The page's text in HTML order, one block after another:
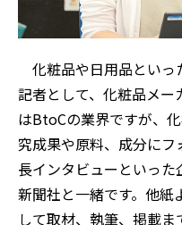
化粧品や日用品といっ
記者として、化粧品メー
はBtoCの業界ですが、
究成果や原料、成分に
長インタビューといっ
新聞社と一緒です。他
して取材、執筆、掲載ま